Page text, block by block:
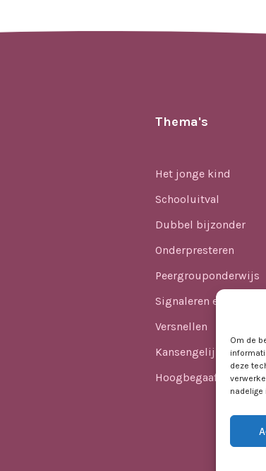
Om de
deze
Thema's
Het jonge kind
Schooluitval
Dubbel bijzonder
Onderpresteren
Peergrouponderwijs
Signaleren en
Versnellen
Kansengelijkheid
Hoogbegaafdheid in